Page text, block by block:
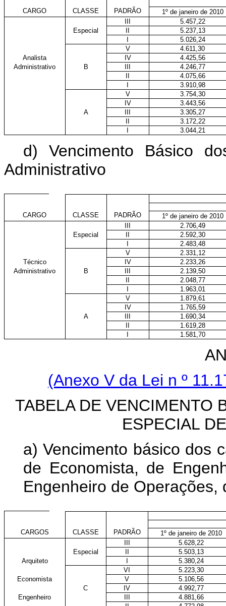
CARGO CLASSE PADRÃO
1º de janeiro de 2010
III
5.457,22
Especial
II
5.237,13
I
5.026,24
V
4.611,30
Analista
IV
4.425,56
Administrativo
B III
4.246,77
II
4.075,66
I
3.910,98
V
3.754,30
IV
3.443,56
A
III
3.305,27
II
3.172,22
I
3.044,21
d) Vencimento Básico
Administrativo
CARGO CLASSE PADRÃO
1º de janeiro de 2010
III
2.706,49
Especial
II
2.592,30
I
2.483,48
V
2.331,12
Técnico
IV
2.233,26
Administrativo
B III
2.139,50
II
2.048,77
I
1.963,01
V
1.879,61
IV
1.765,59
A
III
1.690,34
II
1.619,28
I
1.581,70
(Anexo V da Lei n º
TABELA DE VENCIMENTO
ESPECIAL
a) Vencimento básico dos
de Economista, de
Engenheiro de
CARGOS CLASSE PADRÃO
1º de janeiro de 2010
III
5.628,22
Especial
II
5.503,13
Arquiteto
I
5.380,24
VI
5.223,30
Economista
V
5.106,56
C
IV
4.992,77
Engenheiro
III
4.881,66